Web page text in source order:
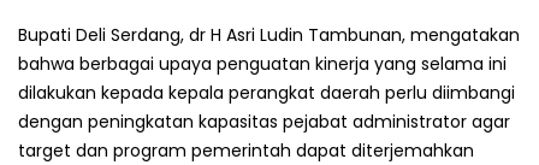
Bupati Deli Serdang, dr H Asri Ludin Tambunan, mengatakan
bahwa berbagai upaya penguatan kinerja yang selama ini
dilakukan kepada kepala perangkat daerah perlu diimbangi
dengan peningkatan kapasitas pejabat administrator agar
target dan program pemerintah dapat diterjemahkan